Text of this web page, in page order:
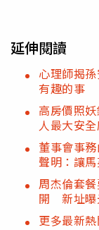
延伸閱讀
心理師揭
有趣的事
高房價照
人最大安
董事會事
聲明：讓
周杰倫套
開 新址曝
更多最新